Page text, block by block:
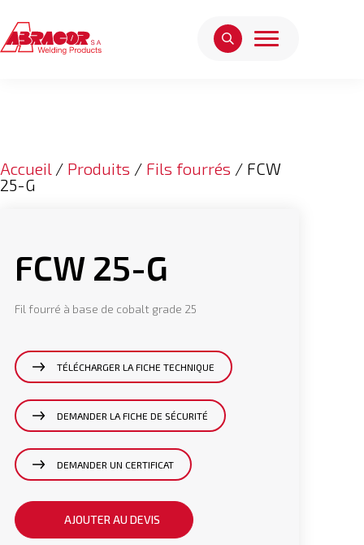
Accueil / Produits / Fils fourrés / FCW
25-G
FCW 25-G
Fil fourré à base de cobalt grade 25
TÉLÉCHARGER LA FICHE TECHNIQUE
DEMANDER LA FICHE DE SÉCURITÉ
DEMANDER UN CERTIFICAT
AJOUTER AU DEVIS